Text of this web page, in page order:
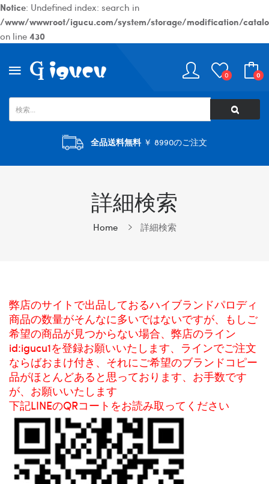
Notice: Undefined index: search in
/www/wwwroot/igucu.com/system/storage/modification/
on line430
0 0
全品送料無料￥ 8990のご注文
詳細検索
Home 詳細検索
弊店のサイトで出品しておるハイブランドパロディ
商品の数量がそんなに多いではないですが、もしご
希望の商品が見つからない場合、弊店のライン
id:igucu1を登録お願いいたします、ラインでご注文
ならばおまけ付き、それにご希望のブランドコピー
品がほとんどあると思っております、お手数です
が、お願いいたします
下記LINEのQRコートをお読み取ってください